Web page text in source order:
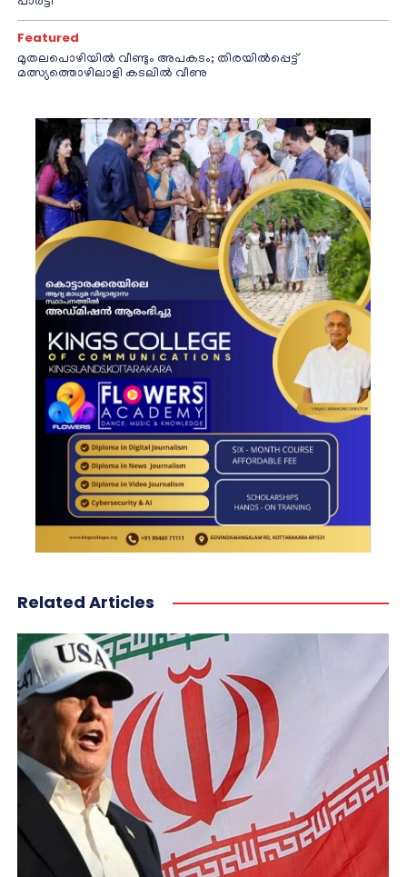
Featured
മുതലപൊഴിയിൽ വീണ്ടും അപകടം; തിരയിൽപ്പെട്ട്
മത്സ്യത്തൊഴിലാളി കടലിൽ വീണു
Related Articles